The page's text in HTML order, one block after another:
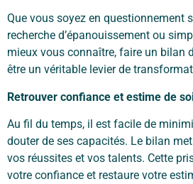
Que vous soyez en questionnement
recherche d’épanouissement ou
mieux vous connaître, faire un bilan
être un véritable levier de
Retrouver confiance et estime de
Au fil du temps, il est facile de
douter de ses capacités. Le bilan
vos réussites et vos talents. Cette
votre confiance et restaure votre